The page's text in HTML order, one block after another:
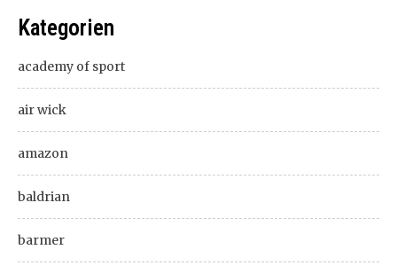
Kategorien
academy of sport
air wick
amazon
baldrian
barmer